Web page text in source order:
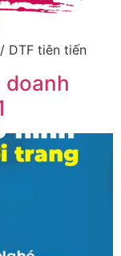
DTF tiên tiến
doanh